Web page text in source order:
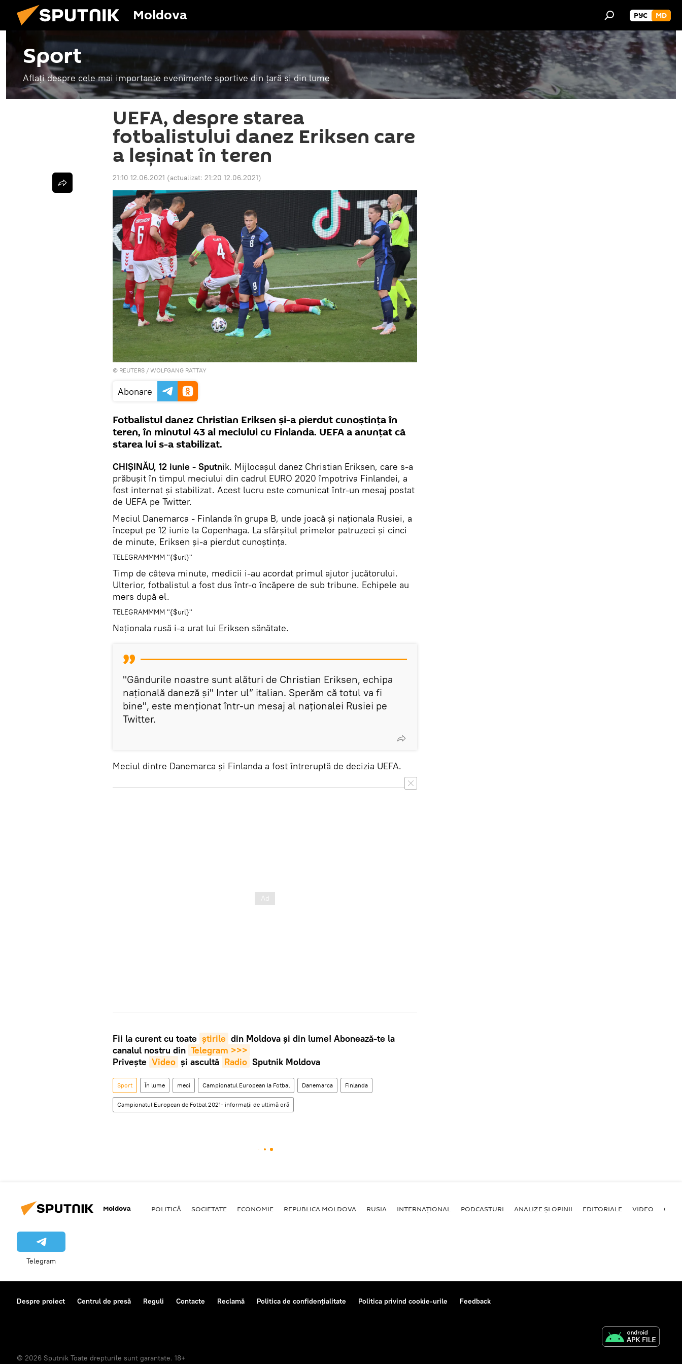
Moldova РУС MD
Sport
Aflați despre cele mai importante evenimente sportive din țară și din lume
UEFA, despre starea
fotbalistului danez Eriksen care
a leșinat în teren
21:10 12.06.2021 (actualizat: 21:20 12.06.2021)
© REUTERS / WOLFGANG RATTAY
Abonare
Fotbalistul danez Christian Eriksen și-a pierdut cunoștința în
teren, în minutul 43 al meciului cu Finlanda. UEFA a anunțat că
starea lui s-a stabilizat.
CHIȘINĂU, 12 iunie - Sputnik. Mijlocașul danez Christian Eriksen, care s-a
prăbușit în timpul meciului din cadrul EURO 2020 împotriva Finlandei, a
fost internat și stabilizat. Acest lucru este comunicat într-un mesaj postat
de UEFA pe Twitter.
​Meciul Danemarca - Finlanda în grupa B, unde joacă și naționala Rusiei, a
început pe 12 iunie la Copenhaga. La sfârșitul primelor patruzeci și cinci
de minute, Eriksen și-a pierdut cunoștința.
TELEGRAMMMM "{$url}"
Timp de câteva minute, medicii i-au acordat primul ajutor jucătorului.
Ulterior, fotbalistul a fost dus într-o încăpere de sub tribune. Echipele au
mers după el.
TELEGRAMMMM "{$url}"
Naționala rusă i-a urat lui Eriksen sănătate.
"Gândurile noastre sunt alături de Christian Eriksen, echipa
națională daneză și" Inter ul” italian. Sperăm că totul va fi
bine", este menționat într-un mesaj al naționalei Rusiei pe
Twitter.
​Meciul dintre Danemarca și Finlanda a fost întreruptă de decizia UEFA.
Fii la curent cu toate știrile din Moldova și din lume! Abonează-te la
canalul nostru din Telegram >>>
Privește Video și ascultă Radio Sputnik Moldova
Sport În lume meci Campionatul European la Fotbal Danemarca Finlanda
Campionatul European de Fotbal 2021- informații de ultimă oră
Moldova POLITICĂ SOCIETATE ECONOMIE REPUBLICA MOLDOVA RUSIA INTERNAȚIONAL PODCASTURI ANALIZE ȘI OPINII EDITORIALE VIDEO
Telegram
Despre proiect Centrul de presă Reguli Contacte Reclamă Politica de confidențialitate Politica privind cookie-urile Feedback
© 2026 Sputnik Toate drepturile sunt garantate. 18+